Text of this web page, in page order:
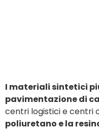
I materiali sintetici
pavimentazione di
centri logistici e centri
poliuretano e la